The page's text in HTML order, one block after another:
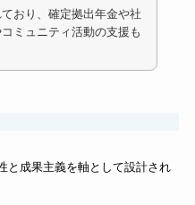
おり、確定拠出年金や社
ミュニティ活動の支援も
と成果主義を軸として設計され